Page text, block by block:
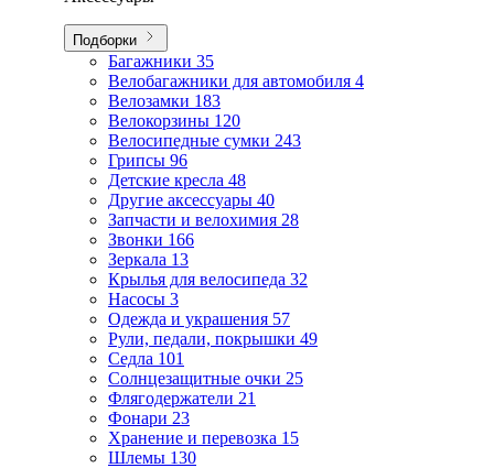
Подборки
Багажники 35
Велобагажники для автомобиля 4
Велозамки 183
Велокорзины 120
Велосипедные сумки 243
Грипсы 96
Детские кресла 48
Другие аксессуары 40
Запчасти и велохимия 28
Звонки 166
Зеркала 13
Крылья для велосипеда 32
Насосы 3
Одежда и украшения 57
Рули, педали, покрышки 49
Седла 101
Солнцезащитные очки 25
Флягодержатели 21
Фонари 23
Хранение и перевозка 15
Шлемы 130